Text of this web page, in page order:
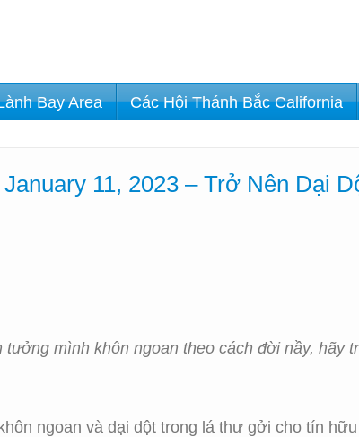
Bay Area Các Hội Thánh Bắc California
11, 2023 – Trở Nên Dại
mình khôn ngoan theo cách đời nầy, hãy
ngoan và dại dột trong lá thư gởi cho tín